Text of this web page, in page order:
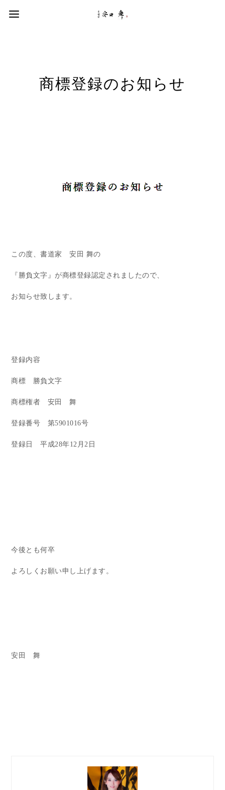
商標登録のお知らせ
この度、書道家 安田 舞の
『勝負文字』が商標登録認定されましたので、
お知らせ致します。
登録内容
商標 勝負文字
商標権者 安田 舞
登録番号 第5901016号
登録日 平成28年12月2日
今後とも何卒
よろしくお願い申し上げます。
安田 舞